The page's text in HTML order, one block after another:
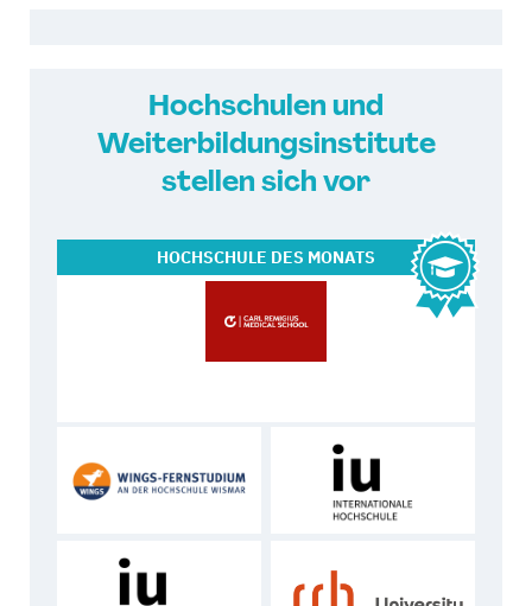
Hochschulen und
Weiterbildungsinstitute
stellen sich vor
HOCHSCHULE DES MONATS